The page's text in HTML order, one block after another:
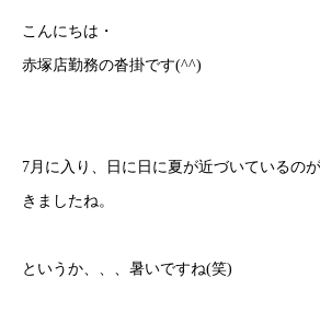
こんにちは・
赤塚店勤務の沓掛です(^^)
7月に入り、日に日に夏が近づいているの
きましたね。
というか、、、暑いですね(笑)